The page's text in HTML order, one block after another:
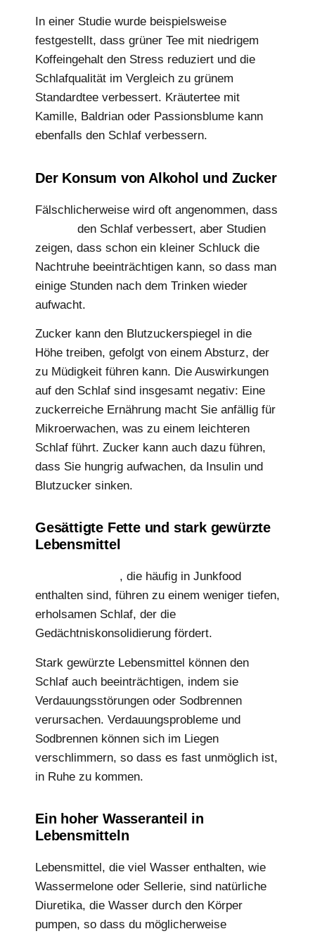
In einer Studie wurde beispielsweise
festgestellt, dass grüner Tee mit niedrigem
Koffeingehalt den Stress reduziert und die
Schlafqualität im Vergleich zu grünem
Standardtee verbessert. Kräutertee mit
Kamille, Baldrian oder Passionsblume kann
ebenfalls den Schlaf verbessern.
Der Konsum von Alkohol und Zucker
Fälschlicherweise wird oft angenommen, dass
den Schlaf verbessert, aber Studien
zeigen, dass schon ein kleiner Schluck die
Nachtruhe beeinträchtigen kann, so dass man
einige Stunden nach dem Trinken wieder
aufwacht.
Zucker kann den Blutzuckerspiegel in die
Höhe treiben, gefolgt von einem Absturz, der
zu Müdigkeit führen kann. Die Auswirkungen
auf den Schlaf sind insgesamt negativ: Eine
zuckerreiche Ernährung macht Sie anfällig für
Mikroerwachen, was zu einem leichteren
Schlaf führt. Zucker kann auch dazu führen,
dass Sie hungrig aufwachen, da Insulin und
Blutzucker sinken.
Gesättigte Fette und stark gewürzte
Lebensmittel
, die häufig in Junkfood
enthalten sind, führen zu einem weniger tiefen,
erholsamen Schlaf, der die
Gedächtniskonsolidierung fördert.
Stark gewürzte Lebensmittel können den
Schlaf auch beeinträchtigen, indem sie
Verdauungsstörungen oder Sodbrennen
verursachen. Verdauungsprobleme und
Sodbrennen können sich im Liegen
verschlimmern, so dass es fast unmöglich ist,
in Ruhe zu kommen.
Ein hoher Wasseranteil in
Lebensmitteln
Lebensmittel, die viel Wasser enthalten, wie
Wassermelone oder Sellerie, sind natürliche
Diuretika, die Wasser durch den Körper
pumpen, so dass du möglicherweise